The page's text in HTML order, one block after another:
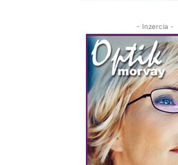
- Inzercia -